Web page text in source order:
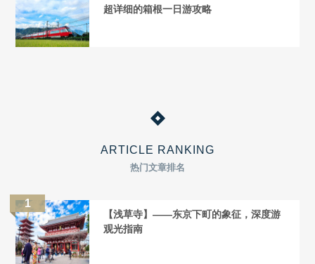
超详细的箱根一日游攻略
ARTICLE RANKING
热门文章排名
【浅草寺】——东京下町的象征，深度游
观光指南